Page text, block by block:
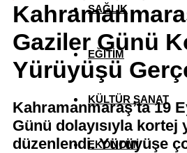
SAĞLIK
EĞİTİM
KÜLTÜR SANAT
EKONOMİ
Gaziler Günü
Yürüyüşü
Kahramanmaraş’ta 19
Günü dolayısıyla kortej
düzenlendi. Yürüyüşe